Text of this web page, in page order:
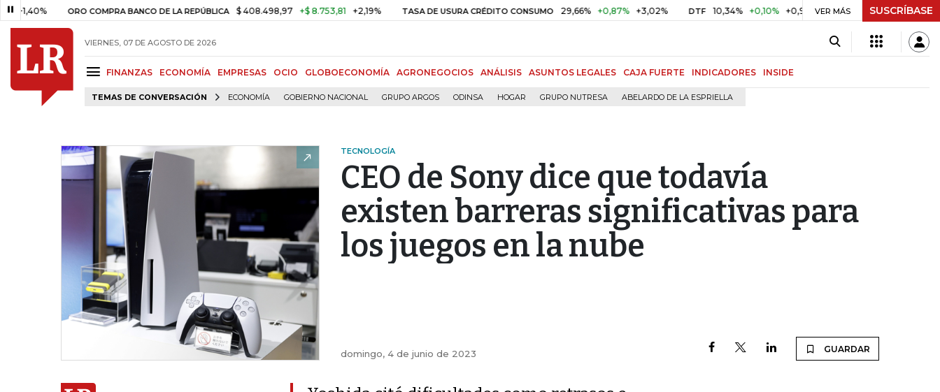
ORO COMPRA BANCO DE LA REPÚBLICA $ 408.498,97 +$ 8.753,81 +2,19% TASA DE USURA CRÉDITO CONSUMO 29,66% +0,87% +3,02% DTF 10,34% +0,10% +0,98% UVR $ 416,91 +$ 0,05 +0,01%
VER MÁS SUSCRÍBASE
VIERNES, 07 DE AGOSTO DE 2026
FINANZAS ECONOMÍA EMPRESAS OCIO GLOBOECONOMÍA AGRONEGOCIOS ANÁLISIS ASUNTOS LEGALES CAJA FUERTE INDICADORES INSIDE
TEMAS DE CONVERSACIÓN ECONOMÍA GOBIERNO NACIONAL GRUPO ARGOS ODINSA HOGAR GRUPO NUTRESA ABELARDO DE LA ESPRIELLA
TECNOLOGÍA
CEO de Sony dice que todavía
existen barreras significativas para
los juegos en la nube
domingo, 4 de junio de 2023 GUARDAR